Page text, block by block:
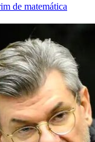
de matemática